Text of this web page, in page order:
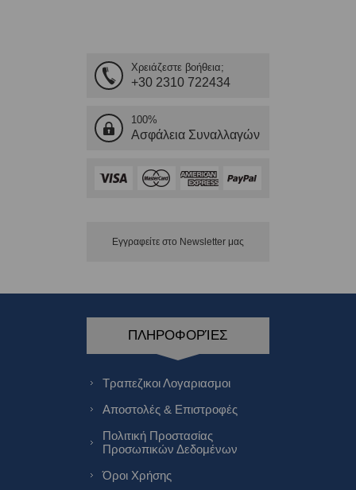
Χρειάζεστε βοήθεια;
+30 2310 722434
100%
Ασφάλεια Συναλλαγών
Εγγραφείτε στο Νewsletter μας
ΠΛΗΡΟΦΟΡΊΕΣ
Τραπεζικοι Λογαριασμοι
Αποστολές & Επιστροφές
Πολιτική Προστασίας
Προσωπικών Δεδομένων
Όροι Χρήσης